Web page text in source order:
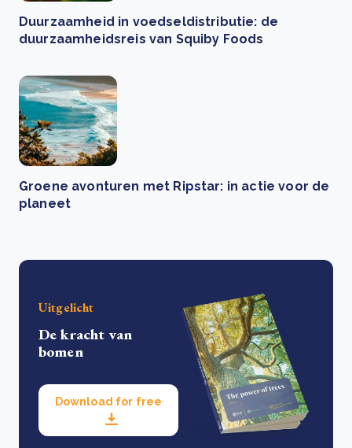
Duurzaamheid in voedseldistributie: de
duurzaamheidsreis van Squiby Foods
Groene avonturen met Ripstar: in actie voor de
planeet
Uitgelicht
De kracht van
bomen
Download for free